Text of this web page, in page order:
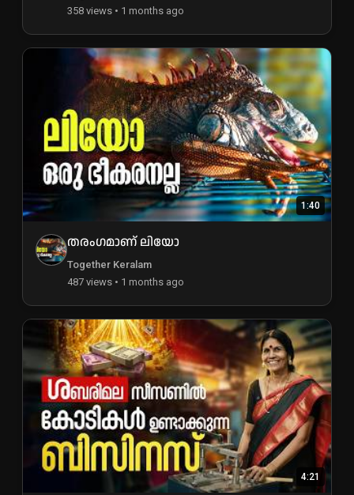
358 views • 1 months ago
1:40
തരംഗമാണ് ലിയോ
Together Keralam
487 views • 1 months ago
4:21